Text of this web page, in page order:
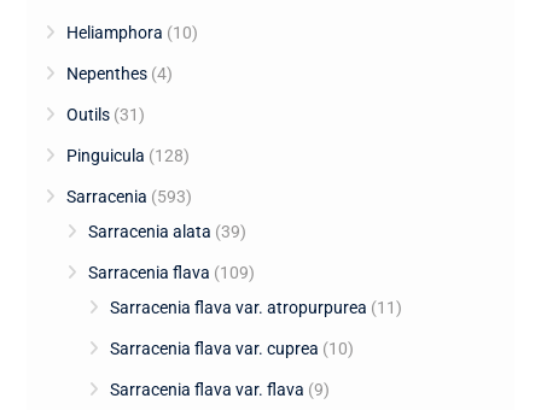
Heliamphora (10)
Nepenthes (4)
Outils (31)
Pinguicula (128)
Sarracenia (593)
Sarracenia alata (39)
Sarracenia flava (109)
Sarracenia flava var. atropurpurea (11)
Sarracenia flava var. cuprea (10)
Sarracenia flava var. flava (9)